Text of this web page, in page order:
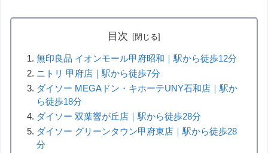
目次
無印良品 イオンモール甲府昭和｜駅から徒歩12分
ニトリ 甲府店｜駅から徒歩7分
ダイソー MEGAドン・キホーテUNY石和店｜駅か
ら徒歩18分
ダイソー 双葉響が丘店｜駅から徒歩28分
ダイソー グリーンタウン甲府東店｜駅から徒歩28
分